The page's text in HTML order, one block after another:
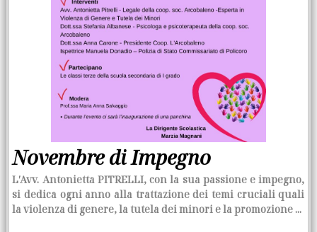
Novembre di Impegno
L′Avv. Antonietta PITRELLI,con la sua passione e impegno,
si dedica ogni anno alla trattazione dei temi cruciali quali
la violenza di genere, la tutela dei minori e la promozione ...